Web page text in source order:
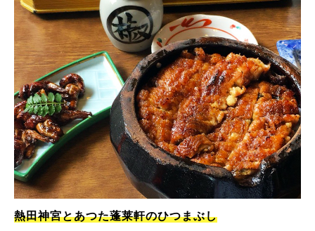
熱田神宮とあつた蓬莱軒のひつまぶし